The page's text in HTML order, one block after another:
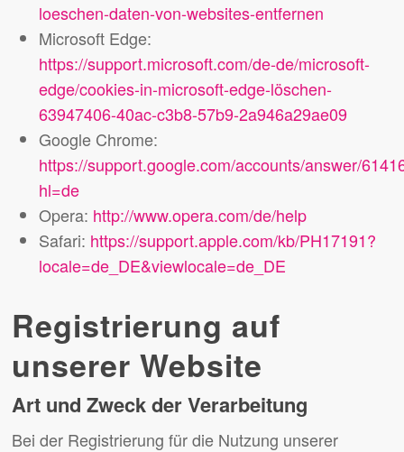
loeschen-daten-von-websites-entfernen
Microsoft Edge:
https://support.microsoft.com/de-de/microsoft-
edge/cookies-in-microsoft-edge-löschen-
63947406-40ac-c3b8-57b9-2a946a29ae09
Google Chrome:
https://support.google.com/accounts/answer/
hl=de
Opera: http://www.opera.com/de/help
Safari: https://support.apple.com/kb/PH17191?
locale=de_DE&viewlocale=de_DE
Registrierung auf
unserer Website
Art und Zweck der Verarbeitung
Bei der Registrierung für die Nutzung unserer